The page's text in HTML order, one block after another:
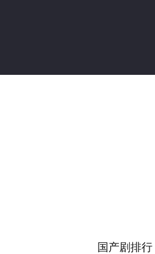
国产剧排行